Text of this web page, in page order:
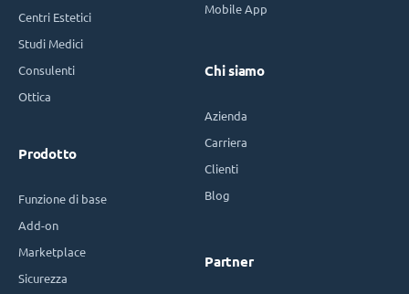
Centri Estetici
Studi Medici
Consulenti
Ottica
Prodotto
Funzione di base
Add-on
Marketplace
Sicurezza
Mobile App
Chi siamo
Azienda
Carriera
Clienti
Blog
Partner